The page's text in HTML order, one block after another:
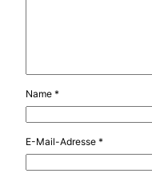
Name *
E-Mail-Adresse *